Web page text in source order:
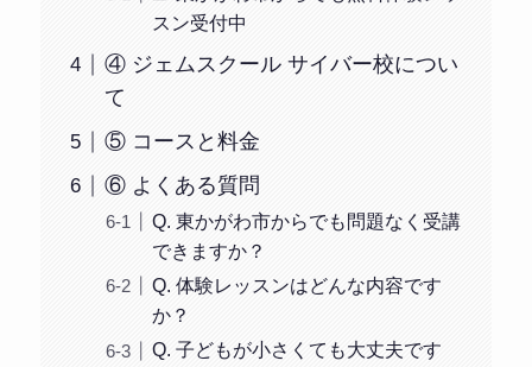
スン受付中
④ ジェムスクール サイバー校につい
て
⑤ コースと料金
⑥ よくある質問
Q. 東かがわ市からでも問題なく受講
できますか？
Q. 体験レッスンはどんな内容です
か？
Q. 子どもが小さくても大丈夫です